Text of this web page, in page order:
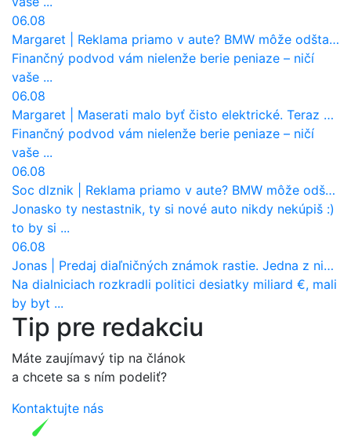
06.08
Margaret
Reklama priamo v aute? BMW môže odštartovať nový trend
Finančný podvod vám nielenže berie peniaze – ničí
vaše ...
06.08
Margaret
Maserati malo byť čisto elektrické. Teraz zisťuje, že potrebuje nový osemvalcový motor
Finančný podvod vám nielenže berie peniaze – ničí
vaše ...
06.08
Soc dlznik
Reklama priamo v aute? BMW môže odštartovať nový trend
Jonasko ty nestastnik, ty si nové auto nikdy nekúpiš :)
to by si ...
06.08
Jonas
Predaj diaľničných známok rastie. Jedna z nich zaznamenala nečakane výrazný nárast
Na dialniciach rozkradli politici desiatky miliard €, mali
by byt ...
Tip pre redakciu
Máte zaujímavý tip na článok
a chcete sa s ním podeliť?
Kontaktujte nás